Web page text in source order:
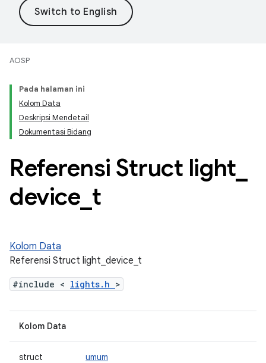
AOSP
Pada halaman ini
Kolom Data
Deskripsi Mendetail
Dokumentasi Bidang
Referensi Struct light
device t
Kolom Data
Referensi Struct light_device_t
#include < lights.h >
Kolom Data
struct
umum